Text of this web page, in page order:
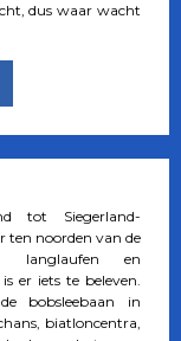
dus waar wacht
tot Siegerland-
ten noorden van de
langlaufen en
er iets te beleven.
bobsleebaan in
biatloncentra,